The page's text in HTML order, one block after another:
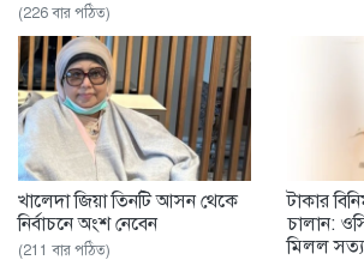
(226 বার পঠিত)
খালেদা জিয়া তিনটি আসন থেকে
নির্বাচনে অংশ নেবেন
(211 বার পঠিত)
টাকার
চালান:
মিলল